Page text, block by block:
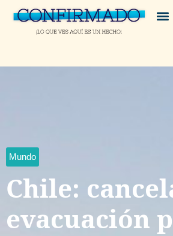
Mundo
Chile:
evacuación